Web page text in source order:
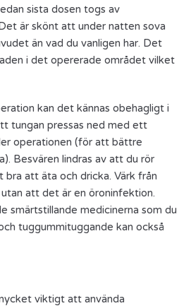
sista dosen togs av
är skönt att under natten sova
än vad du vanligen har. Det
i det opererade området vilket
kan det kännas obehagligt i
tungan pressas ned med ett
operationen (för att bättre
Besvären lindras av att du rör
bra att äta och dricka. Värk från
att det är en öroninfektion.
smärtstillande medicinerna som du
tuggummituggande kan också
viktigt att använda